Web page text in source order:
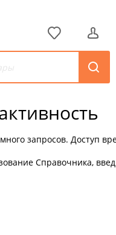
запросов. Доступ
Справочника,